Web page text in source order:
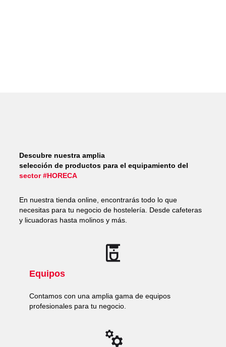
Descubre nuestra amplia
selección de productos para el equipamiento del
sector #HORECA
En nuestra tienda online, encontrarás todo lo que
necesitas para tu negocio de hostelería. Desde cafeteras
y licuadoras hasta molinos y más.
Equipos
Contamos con una amplia gama de equipos
profesionales para tu negocio.